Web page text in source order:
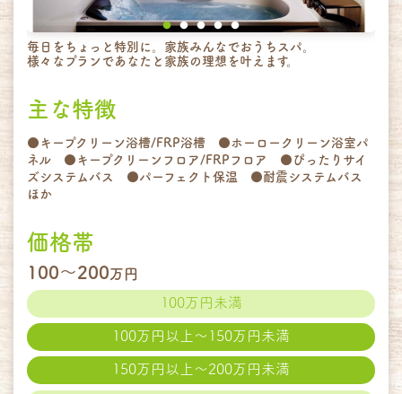
毎日をちょっと特別に。家族みんなでおうちスパ。
様々なプランであなたと家族の理想を叶えます。
主な特徴
●キープクリーン浴槽/FRP浴槽 ●ホーロークリーン浴室パ
ネル ●キープクリーンフロア/FRPフロア ●ぴったりサイ
ズシステムバス ●パーフェクト保温 ●耐震システムバス
ほか
価格帯
100～200万円
100万円未満
100万円以上～150万円未満
150万円以上～200万円未満